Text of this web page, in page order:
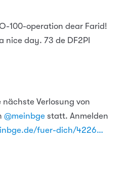
100-operation dear Farid!
nice day. 73 de DF2PI
Verlosung von
@meinbge statt. Anmelden
fuer-dich/4226…